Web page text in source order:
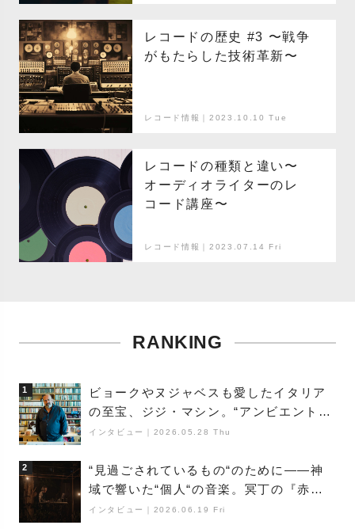
レコードの歴史 #3 〜戦争
がもたらした技術革新〜
レコード情報｜2023.10.10 Tue
レコードの種類と違い〜
オーディオライターのレ
コード講座〜
レコード情報｜2023.07.14 Fri
RANKING
1
ビョークやヌジャベスも愛したイタリア
の至宝、ジジ・マシン。“アンビエントの
巨匠”が明かす創作の原点と、「動き」に
インタビュー 2026.05.28 Thu
2
“見過ごされているもの“のために――神
域で響いた“個人“の音楽。冥丁の『赤城
夜神楽』をレポート
インタビュー 2026.06.19 Fri